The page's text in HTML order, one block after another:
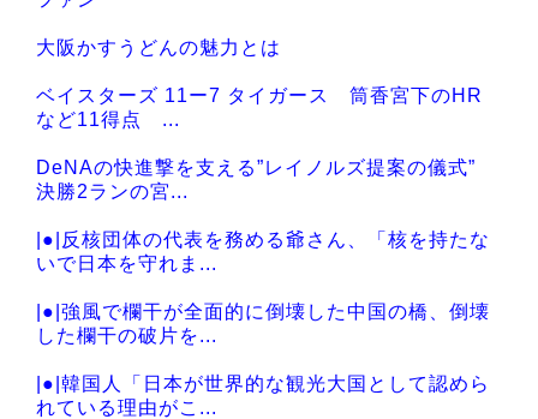
大阪かすうどんの魅力とは
ベイスターズ 11ー7 タイガース 筒香宮下のHR
など11得点 ...
DeNAの快進撃を支える”レイノルズ提案の儀式”
決勝2ランの宮...
|●|反核団体の代表を務める爺さん、「核を持たな
いで日本を守れま...
|●|強風で欄干が全面的に倒壊した中国の橋、倒壊
した欄干の破片を...
|●|韓国人「日本が世界的な観光大国として認めら
れている理由がこ...